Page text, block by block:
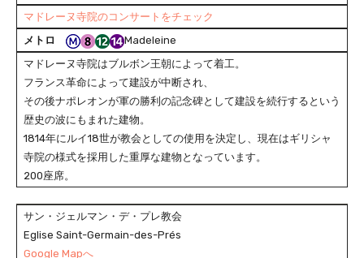
マドレーヌ寺院のコンサートをチェック
メトロ
Madeleine
マドレーヌ寺院はブルボン王朝によって着工。
フランス革命によって建設が中断され、
その後ナポレオンが軍の勝利の記念碑として建設を続行するという
歴史の波にもまれた建物。
1814年にルイ18世が教会としての使用を決定し、現在はギリシャ
寺院の様式を採用した重厚な建物となっています。
200座席。
サン・ジェルマン・デ・プレ教会
Eglise Saint-Germain-des-Prés
Google Mapへ